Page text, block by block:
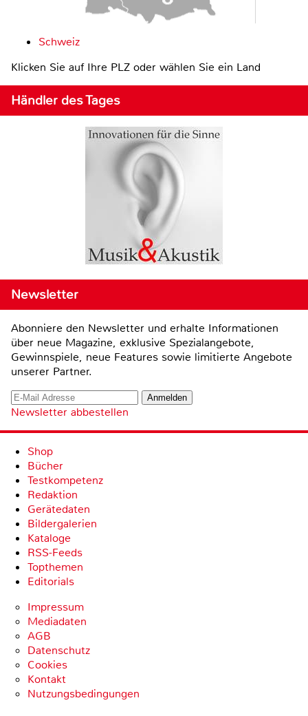
Schweiz
Klicken Sie auf Ihre PLZ oder wählen Sie ein Land
Händler des Tages
Newsletter
Abonniere den Newsletter und erhalte Informationen
über neue Magazine, exklusive Spezialangebote,
Gewinnspiele, neue Features sowie limitierte Angebote
unserer Partner.
Newsletter abbestellen
Shop
Bücher
Testkompetenz
Redaktion
Gerätedaten
Bildergalerien
Kataloge
RSS-Feeds
Topthemen
Editorials
Impressum
Mediadaten
AGB
Datenschutz
Cookies
Kontakt
Nutzungsbedingungen